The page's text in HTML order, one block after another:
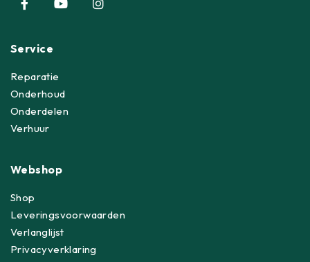
Service
Reparatie
Onderhoud
Onderdelen
Verhuur
Webshop
Shop
Leveringsvoorwaarden
Verlanglijst
Privacyverklaring